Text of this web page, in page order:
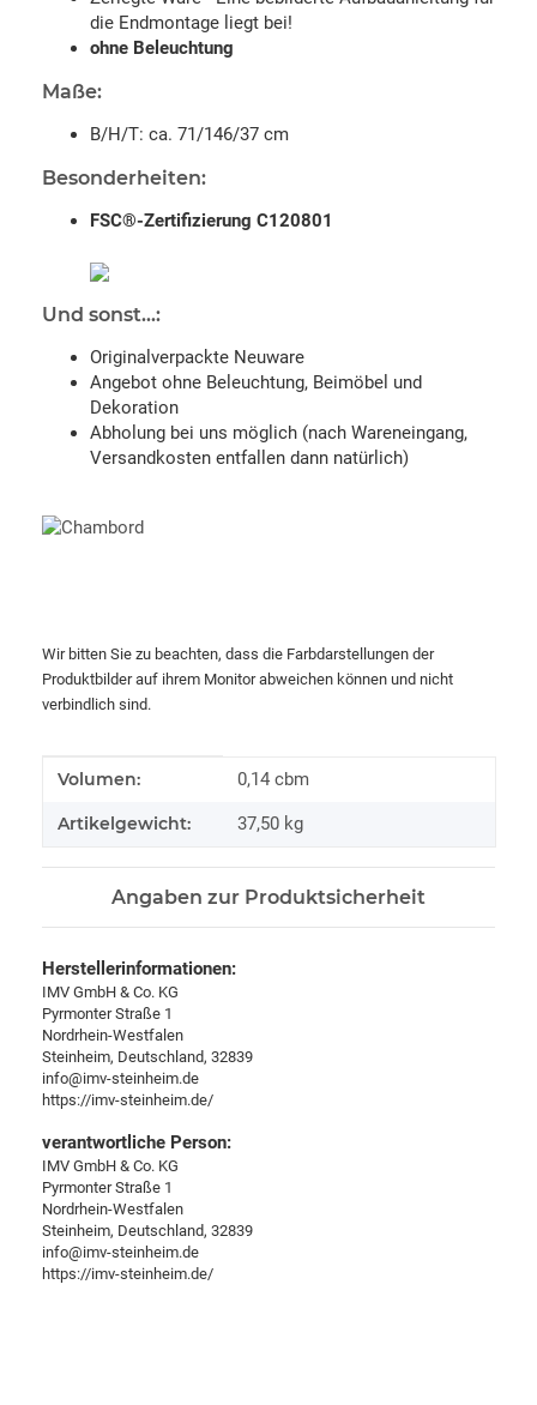
die Endmontage liegt bei!
ohne Beleuchtung
Maße:
B/H/T: ca. 71/146/37 cm
Besonderheiten:
FSC®-Zertifizierung C120801
Und sonst...:
Originalverpackte Neuware
Angebot ohne Beleuchtung, Beimöbel und
Dekoration
Abholung bei uns möglich (nach Wareneingang,
Versandkosten entfallen dann natürlich)
Wir bitten Sie zu beachten, dass die Farbdarstellungen der
Produktbilder auf ihrem Monitor abweichen können und nicht
verbindlich sind.
Produkteigenschaft
Wert
Volumen: 0,14 cbm
Artikelgewicht: 37,50 kg
Angaben zur Produktsicherheit
Herstellerinformationen:
IMV GmbH & Co. KG
Pyrmonter Straße 1
Nordrhein-Westfalen
Steinheim, Deutschland, 32839
info@imv-steinheim.de
https://imv-steinheim.de/
verantwortliche Person:
IMV GmbH & Co. KG
Pyrmonter Straße 1
Nordrhein-Westfalen
Steinheim, Deutschland, 32839
info@imv-steinheim.de
https://imv-steinheim.de/